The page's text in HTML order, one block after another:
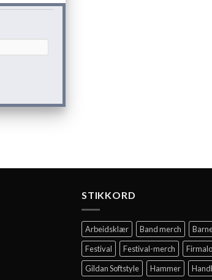
STIKKORD
Arbeidsklær Band merch
Festival
Festival-merch
Gildan Softstyle
Hammer